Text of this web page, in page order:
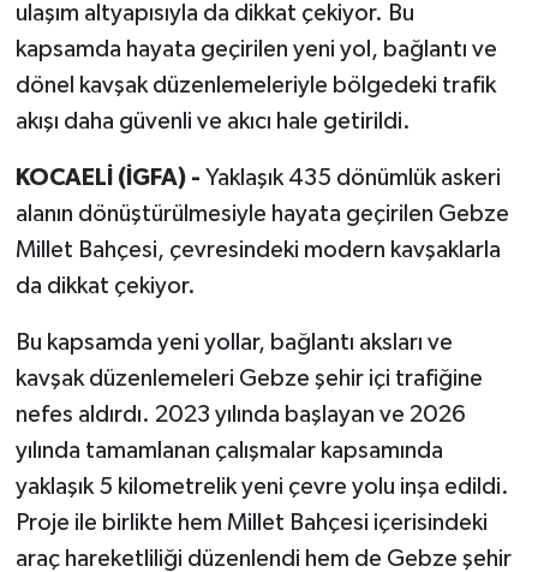
ulaşım altyapısıyla da dikkat çekiyor. Bu
kapsamda hayata geçirilen yeni yol, bağlantı ve
dönel kavşak düzenlemeleriyle bölgedeki trafik
akışı daha güvenli ve akıcı hale getirildi.
KOCAELİ (İGFA) - Yaklaşık 435 dönümlük askeri
alanın dönüştürülmesiyle hayata geçirilen Gebze
Millet Bahçesi, çevresindeki modern kavşaklarla
da dikkat çekiyor.
Bu kapsamda yeni yollar, bağlantı aksları ve
kavşak düzenlemeleri Gebze şehir içi trafiğine
nefes aldırdı. 2023 yılında başlayan ve 2026
yılında tamamlanan çalışmalar kapsamında
yaklaşık 5 kilometrelik yeni çevre yolu inşa edildi.
Proje ile birlikte hem Millet Bahçesi içerisindeki
araç hareketliliği düzenlendi hem de Gebze şehir